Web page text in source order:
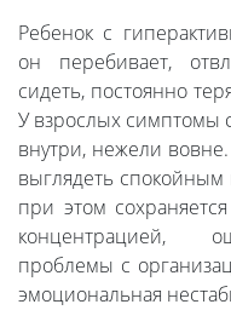
Ребенок с
он перебивает,
сидеть, постоянно
У взрослых симптомы
внутри, нежели
выглядеть
при этом
концентрацией,
проблемы с
эмоциональная